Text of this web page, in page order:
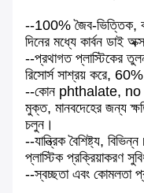
--100% জৈব-ভিত্তিক,
দিনের মধ্যে কার্বন ডাই
--প্রথাগত প্লাস্টিকের
রিসোর্স সাশ্রয় করে,
--কোন phthalate, no
মুক্ত, মানবদেহের জন্য
চলুন।
--যান্ত্রিক বৈশিষ্ট্য,
প্লাস্টিক প্রক্রিয়াকরণ
--স্বচ্ছতা এবং কোমলতা